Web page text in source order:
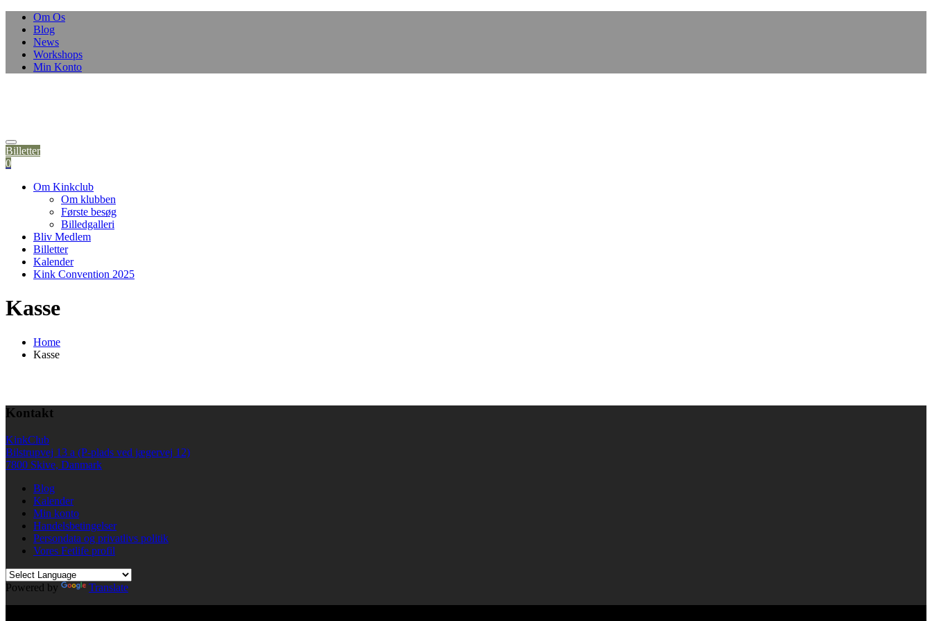
Om Os
Blog
News
Workshops
Min Konto
Billetter
0
Om Kinkclub
Om klubben
Første besøg
Billedgalleri
Bliv Medlem
Billetter
Kalender
Kink Convention 2025
Kasse
Home
Kasse
Kontakt
KinkClub
Bilstrupvej 13 a (P-plads ved jægervej 12)
7800 Skive, Danmark
Blog
Kalender
Min konto
Handelsbetingelser
Persondata og privatlivs politik
Vores Fetlife profil
Powered by
Translate